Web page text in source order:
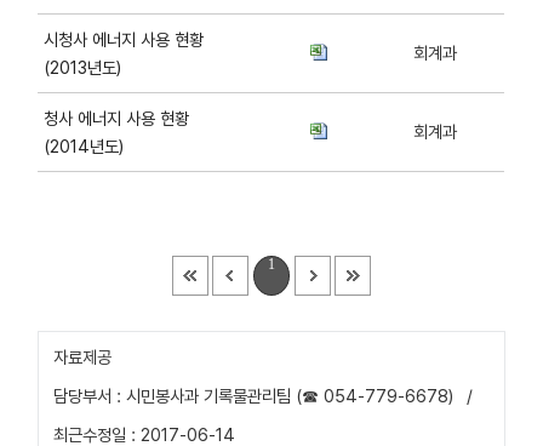
시청사 에너지 사용 현황
(2013년도)
회계과
청사 에너지 사용 현황
(2014년도)
회계과
1
자료제공
담당부서 : 시민봉사과 기록물관리팀 (☎ 054-779-6678)
/
최근수정일 : 2017-06-14